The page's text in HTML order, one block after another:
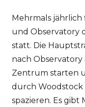
Mehrmals jährlich
und Observatory
statt. Die
nach Observatory
Zentrum starten
durch Woodstock
spazieren. Es gibt